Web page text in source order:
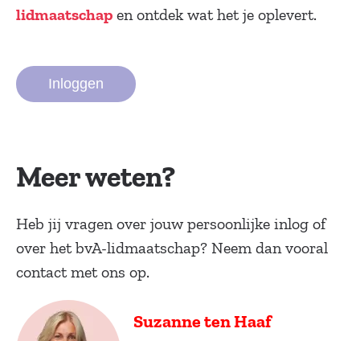
lidmaatschap en ontdek wat het je oplevert.
Inloggen
Meer weten?
Heb jij vragen over jouw persoonlijke inlog of
over het bvA-lidmaatschap? Neem dan vooral
contact met ons op.
Suzanne ten Haaf